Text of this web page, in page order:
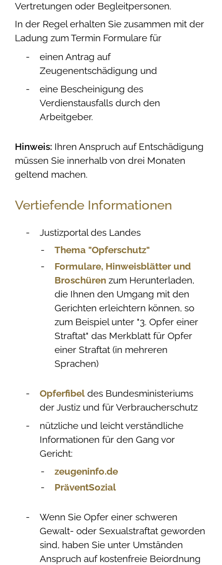
Vertretungen oder Begleitpersonen.
In der Regel erhalten Sie zusammen mit der
Ladung zum Termin Formulare für
einen Antrag auf
Zeugenentschädigung und
eine Bescheinigung des
Verdienstausfalls durch den
Arbeitgeber.
Hinweis: Ihren Anspruch auf Entschädigung
müssen Sie innerhalb von drei Monaten
geltend machen.
Vertiefende Informationen
Justizportal des Landes
Thema "Opferschutz"
Formulare, Hinweisblätter und
Broschüren zum Herunterladen,
die Ihnen den Umgang mit den
Gerichten erleichtern können, so
zum Beispiel unter "3. Opfer einer
Straftat" das Merkblatt für Opfer
einer Straftat (in mehreren
Sprachen)
Opferfibel des Bundesministeriums
der Justiz und für Verbraucherschutz
nützliche und leicht verständliche
Informationen für den Gang vor
Gericht:
zeugeninfo.de
PräventSozial
Wenn Sie Opfer einer schweren
Gewalt- oder Sexualstraftat geworden
sind, haben Sie unter Umständen
Anspruch auf kostenfreie Beiordnung